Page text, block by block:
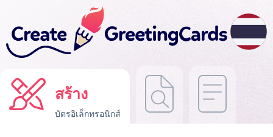
สร้าง
บัตรอิเล็กทรอนิกส์